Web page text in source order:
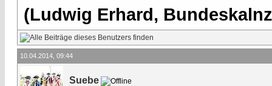
(Ludwig Erhard,
10.04.2014, 09:44
Suebe